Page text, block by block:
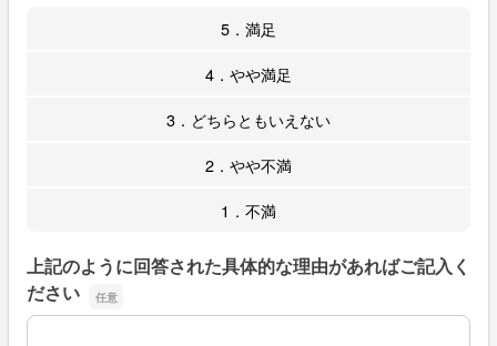
5．満足
4．やや満足
3．どちらともいえない
2．やや不満
1．不満
上記のように回答された具体的な理由があればご記入く
ださい
上記のように回答された具体的な理由があればご記入くだ